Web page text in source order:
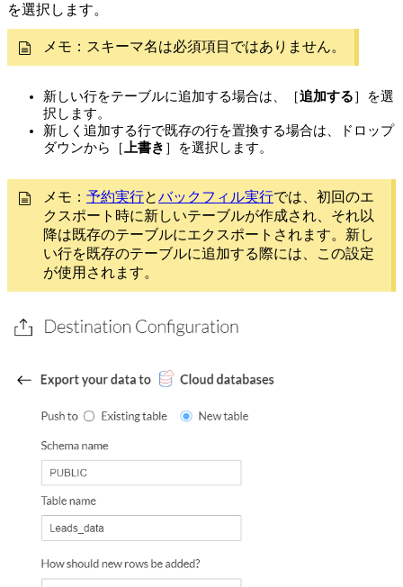
を選択します。
メモ：スキーマ名は必須項目ではありません。
新しい行をテーブルに追加する場合は、［追加する］を選
択します。
新しく追加する行で既存の行を置換する場合は、ドロップ
ダウンから［
上書き ］を選択します。
メモ： 予約実行とバックフィル実行では、初回のエ
クスポート時に新しいテーブルが作成され、それ以
降は既存のテーブルにエクスポートされます。新し
い行を既存のテーブルに追加する際には、この設定
が使用されます。